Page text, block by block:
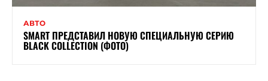
АВТО
SMART ПРЕДСТАВИЛ НОВУЮ СПЕЦИАЛЬНУЮ СЕРИЮ
BLACK COLLECTION (ФОТО)